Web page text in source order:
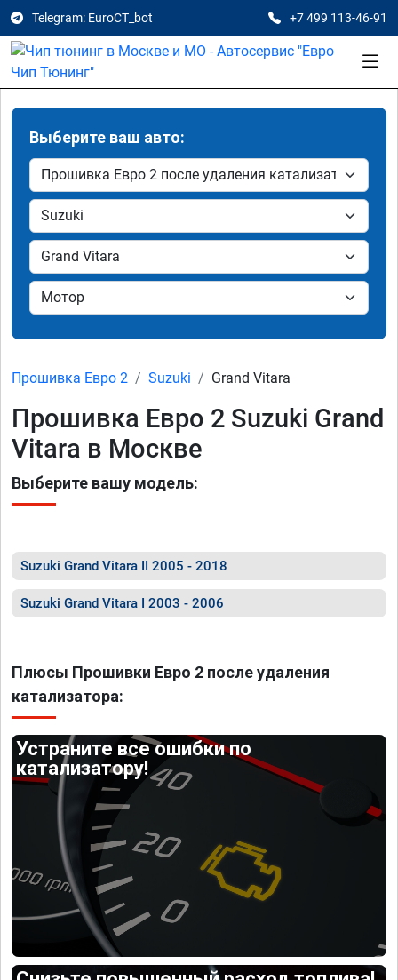
Telegram: EuroCT_bot +7 499 113-46-91
Выберите ваш авто:
Прошивка Евро 2 Suzuki Grand Vitara
Прошивка Евро 2 Suzuki Grand
Vitara в Москве
Выберите вашу модель:
Suzuki Grand Vitara II 2005 - 2018
Suzuki Grand Vitara I 2003 - 2006
Плюсы Прошивки Евро 2 после удаления
катализатора:
Устраните все ошибки по
катализатору!